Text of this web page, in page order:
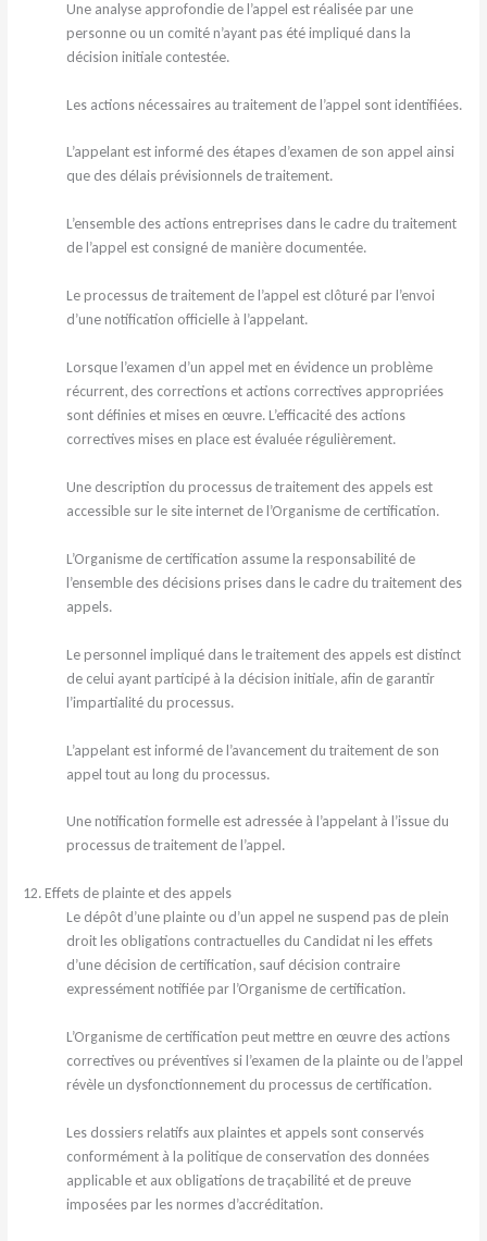
Une analyse approfondie de l’appel est réalisée par une
personne ou un comité n’ayant pas été impliqué dans la
décision initiale contestée.
Les actions nécessaires au traitement de l’appel sont identifiées.
L’appelant est informé des étapes d’examen de son appel ainsi
que des délais prévisionnels de traitement.
L’ensemble des actions entreprises dans le cadre du traitement
de l’appel est consigné de manière documentée.
Le processus de traitement de l’appel est clôturé par l’envoi
d’une notification officielle à l’appelant.
Lorsque l’examen d’un appel met en évidence un problème
récurrent, des corrections et actions correctives appropriées
sont définies et mises en œuvre. L’efficacité des actions
correctives mises en place est évaluée régulièrement.
Une description du processus de traitement des appels est
accessible sur le site internet de l’Organisme de certification.
L’Organisme de certification assume la responsabilité de
l’ensemble des décisions prises dans le cadre du traitement des
appels.
Le personnel impliqué dans le traitement des appels est distinct
de celui ayant participé à la décision initiale, afin de garantir
l’impartialité du processus.
L’appelant est informé de l’avancement du traitement de son
appel tout au long du processus.
Une notification formelle est adressée à l’appelant à l’issue du
processus de traitement de l’appel.
12. Effets de plainte et des appels
Le dépôt d’une plainte ou d’un appel ne suspend pas de plein
droit les obligations contractuelles du Candidat ni les effets
d’une décision de certification, sauf décision contraire
expressément notifiée par l’Organisme de certification.
L’Organisme de certification peut mettre en œuvre des actions
correctives ou préventives si l’examen de la plainte ou de l’appel
révèle un dysfonctionnement du processus de certification.
Les dossiers relatifs aux plaintes et appels sont conservés
conformément à la politique de conservation des données
applicable et aux obligations de traçabilité et de preuve
imposées par les normes d’accréditation.